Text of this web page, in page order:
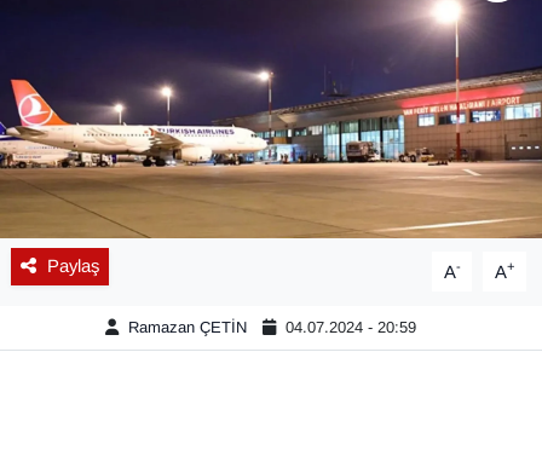
Paylaş A- A+
Ramazan ÇETİN 04.07.2024 - 20:59
EĞİTİM
EKONOMİ
Eleman